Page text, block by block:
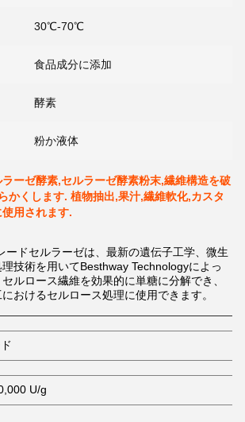
30℃-70℃
食品成分に添加
酵素
粉か液体
ーゼ酵素,セルラーゼ酵素粉末,繊維構造を破
かくします. 植物抽出,果汁,繊維軟化,カスタ
用されます.
ードセルラーゼは、最新の遺伝子工学、微生
技術を用いてBesthway Technologyによっ
ルロース繊維を効果的に単糖に分解でき、
おけるセルロース処理に使用できます。
U/g